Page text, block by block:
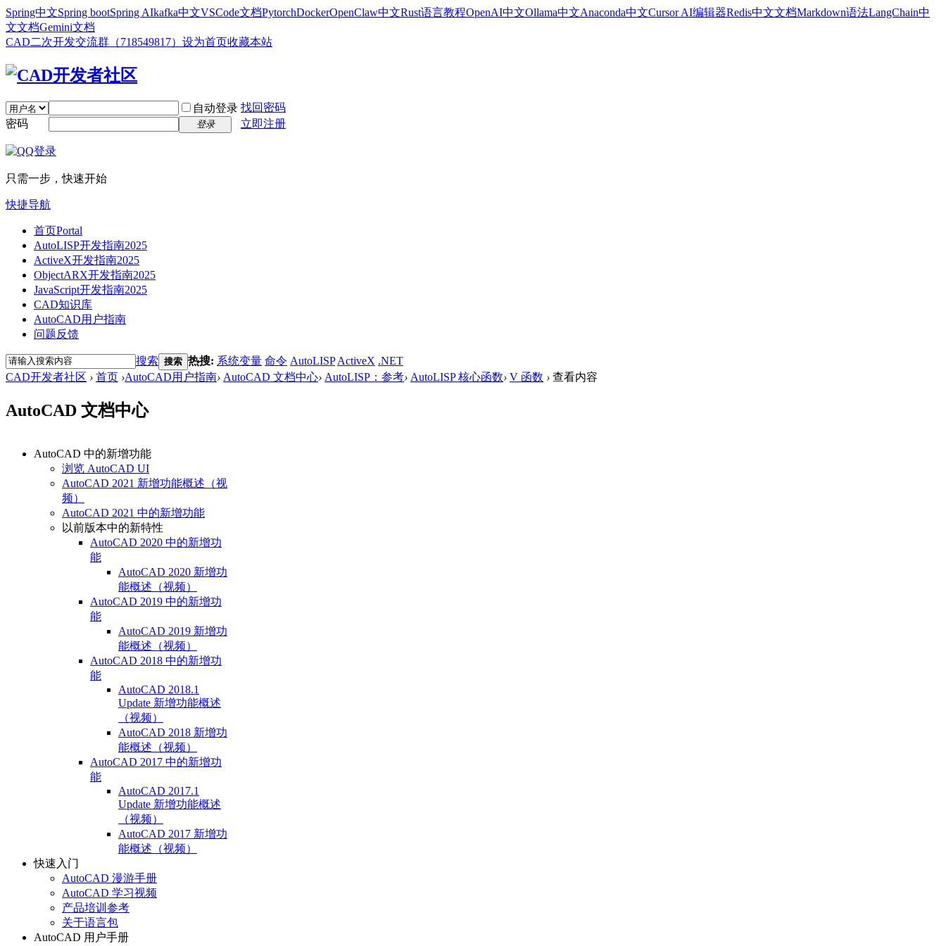
Spring中文Spring bootSpring AIkafka中文VSCode文档PytorchDockerOpenClaw中文Rust语言教程OpenAI中文Ollama中文Anaconda中文Cursor AI编辑器Redis中文文档Markdown语法LangChain中
文文档Gemini文档
CAD二次开发交流群（718549817） 设为首页收藏本站
自动登录 找回密码
密码
登录 立即注册
只需一步，快速开始
快捷导航
首页Portal
AutoLISP开发指南2025
ActiveX开发指南2025
ObjectARX开发指南2025
JavaScript开发指南2025
CAD知识库
AutoCAD用户指南
问题反馈
搜索 搜索 热搜: 系统变量 命令 AutoLISP ActiveX .NET
CAD开发者社区 › 首页 ›AutoCAD用户指南› AutoCAD 文档中心› AutoLISP：参考› AutoLISP 核心函数› V 函数 › 查看内容
AutoCAD 文档中心
AutoCAD 中的新增功能
浏览 AutoCAD UI
AutoCAD 2021 新增功能概述（视
频）
AutoCAD 2021 中的新增功能
以前版本中的新特性
AutoCAD 2020 中的新增功
能
AutoCAD 2020 新增功
能概述（视频）
AutoCAD 2019 中的新增功
能
AutoCAD 2019 新增功
能概述（视频）
AutoCAD 2018 中的新增功
能
AutoCAD 2018.1
Update 新增功能概述
（视频）
AutoCAD 2018 新增功
能概述（视频）
AutoCAD 2017 中的新增功
能
AutoCAD 2017.1
Update 新增功能概述
（视频）
AutoCAD 2017 新增功
能概述（视频）
快速入门
AutoCAD 漫游手册
AutoCAD 学习视频
产品培训参考
关于语言包
AutoCAD 用户手册